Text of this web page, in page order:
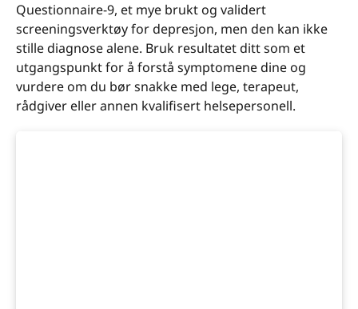
Questionnaire-9, et mye brukt og validert
screeningsverktøy for depresjon, men den kan ikke
stille diagnose alene. Bruk resultatet ditt som et
utgangspunkt for å forstå symptomene dine og
vurdere om du bør snakke med lege, terapeut,
rådgiver eller annen kvalifisert helsepersonell.